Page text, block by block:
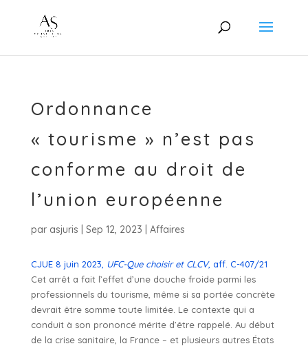
Ordonnance
« tourisme » n’est pas
conforme au droit de
l’union européenne
par asjuris Sep 12, 2023 Affaires
CJUE 8 juin 2023, UFC-Que choisir et CLCV, aff. C-407/21
Cet arrêt a fait l’effet d’une douche froide parmi les
professionnels du tourisme, même si sa portée concrète
devrait être somme toute limitée. Le contexte qui a
conduit à son prononcé mérite d’être rappelé. Au début
de la crise sanitaire, la France – et plusieurs autres États